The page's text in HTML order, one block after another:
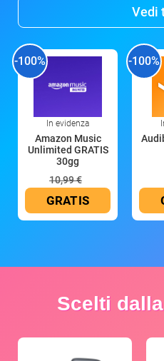
Vedi
-100%
In evidenza
Amazon Music
Unlimited GRATIS
30gg
10,99 €
GRATIS
-100%
Scelti